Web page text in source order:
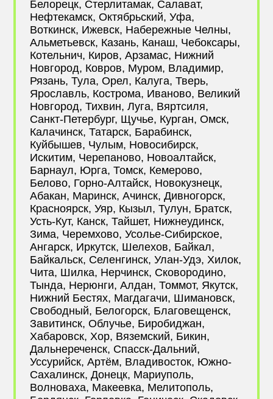
Белорецк, Стерлитамак, Салават,
Нефтекамск, Октябрьский, Уфа,
Воткинск, Ижевск, Набережные Челны,
Альметьевск, Казань, Канаш, Чебоксары,
Котельнич, Киров, Арзамас, Нижний
Новгород, Ковров, Муром, Владимир,
Рязань, Тула, Орел, Калуга, Тверь,
Ярославль, Кострома, Иваново, Великий
Новгород, Тихвин, Луга, Вяртсиля,
Санкт-Петербург, Щучье, Курган, Омск,
Калачинск, Татарск, Барабинск,
Куйбышев, Чулым, Новосибирск,
Искитим, Черепаново, Новоалтайск,
Барнаул, Юрга, Томск, Кемерово,
Белово, Горно-Алтайск, Новокузнецк,
Абакан, Маринск, Ачинск, Дивногорск,
Красноярск, Уяр, Кызыл, Тулун, Братск,
Усть-Кут, Канск, Тайшет, Нижнеудинск,
Зима, Черемхово, Усолье-Сибирское,
Ангарск, Иркутск, Шелехов, Байкал,
Байкальск, Селенгинск, Улан-Удэ, Хилок,
Чита, Шилка, Нерчинск, Сковородино,
Тында, Нерюнги, Алдан, Томмот, Якутск,
Нижний Бестях, Магдагачи, Шимановск,
Свободный, Белогорск, Благовещенск,
Завитинск, Облучье, Биробиджан,
Хабаровск, Хор, Вяземский, Бикин,
Дальнереченск, Спасск-Дальний,
Уссурийск, Артём, Владивосток, Южно-
Сахалинск, Донецк, Мариуполь,
Волноваха, Макеевка, Мелитополь,